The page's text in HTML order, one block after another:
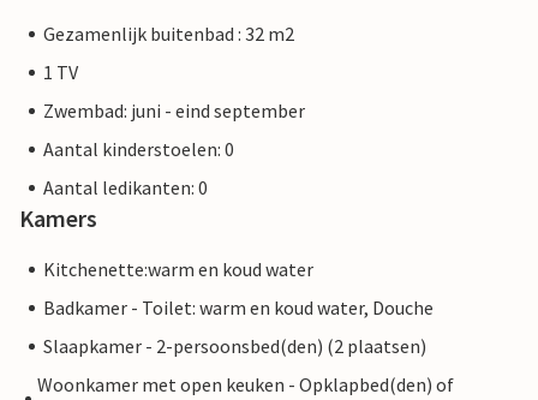
Gezamenlijk buitenbad : 32 m2
1 TV
Zwembad: juni - eind september
Aantal kinderstoelen: 0
Aantal ledikanten: 0
Kamers
Kitchenette:warm en koud water
Badkamer - Toilet: warm en koud water, Douche
Slaapkamer - 2-persoonsbed(den) (2 plaatsen)
Woonkamer met open keuken - Opklapbed(den) of